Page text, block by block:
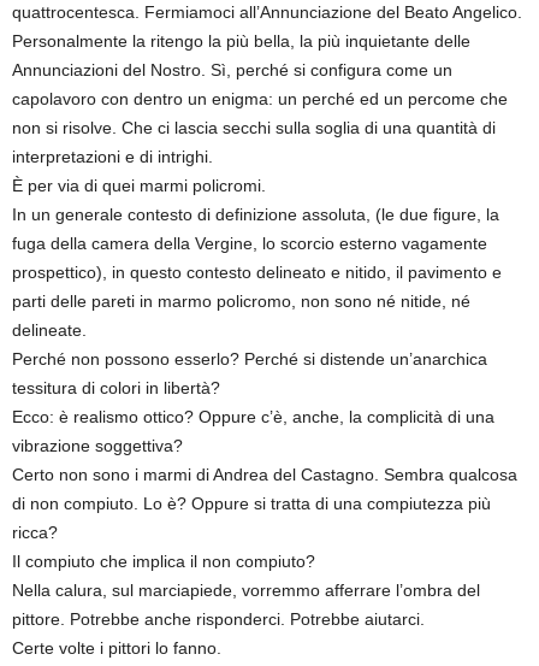
quattrocentesca. Fermiamoci all’Annunciazione del Beato Angelico.
Personalmente la ritengo la più bella, la più inquietante delle
Annunciazioni del Nostro. Sì, perché si configura come un
capolavoro con dentro un enigma: un perché ed un percome che
non si risolve. Che ci lascia secchi sulla soglia di una quantità di
interpretazioni e di intrighi.
È per via di quei marmi policromi.
In un generale contesto di definizione assoluta, (le due figure, la
fuga della camera della Vergine, lo scorcio esterno vagamente
prospettico), in questo contesto delineato e nitido, il pavimento e
parti delle pareti in marmo policromo, non sono né nitide, né
delineate.
Perché non possono esserlo? Perché si distende un’anarchica
tessitura di colori in libertà?
Ecco: è realismo ottico? Oppure c’è, anche, la complicità di una
vibrazione soggettiva?
Certo non sono i marmi di Andrea del Castagno. Sembra qualcosa
di non compiuto. Lo è? Oppure si tratta di una compiutezza più
ricca?
Il compiuto che implica il non compiuto?
Nella calura, sul marciapiede, vorremmo afferrare l’ombra del
pittore. Potrebbe anche risponderci. Potrebbe aiutarci.
Certe volte i pittori lo fanno.